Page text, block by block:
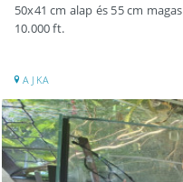
50x41 cm alap és 55 cm
10.000 ft.
AJKA